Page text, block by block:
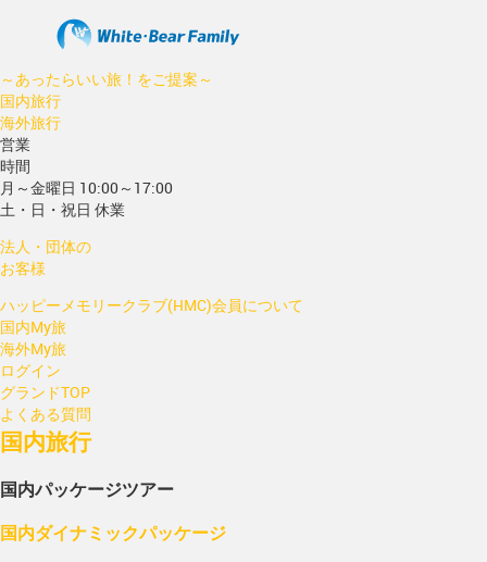
～あったらいい旅！をご提案～
国内旅行
海外旅行
営業
時間
月～金曜日 10:00～17:00
土・日・祝日 休業
法人・団体の
お客様
ハッピーメモリークラブ(HMC)会員について
国内My旅
海外My旅
ログイン
グランドTOP
よくある質問
国内旅行
国内パッケージツアー
国内ダイナミックパッケージ